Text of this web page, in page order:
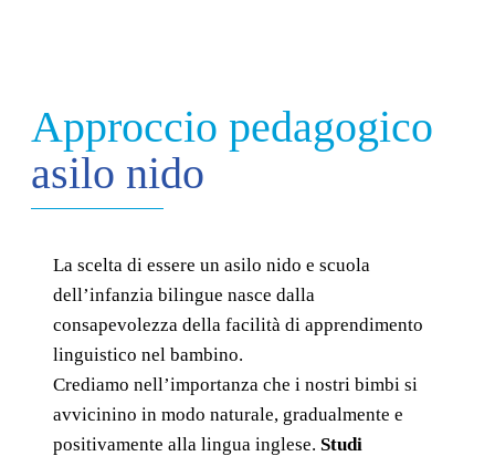
Approccio pedagogico
asilo nido
La scelta di essere un asilo nido e scuola
dell’infanzia bilingue nasce dalla
consapevolezza della facilità di apprendimento
linguistico nel bambino.
Crediamo nell’importanza che i nostri bimbi si
avvicinino in modo naturale, gradualmente e
positivamente alla lingua inglese. Studi